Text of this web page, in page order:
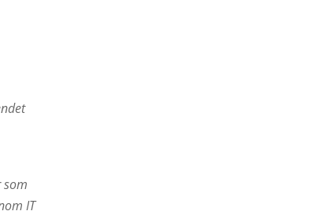
som
IT